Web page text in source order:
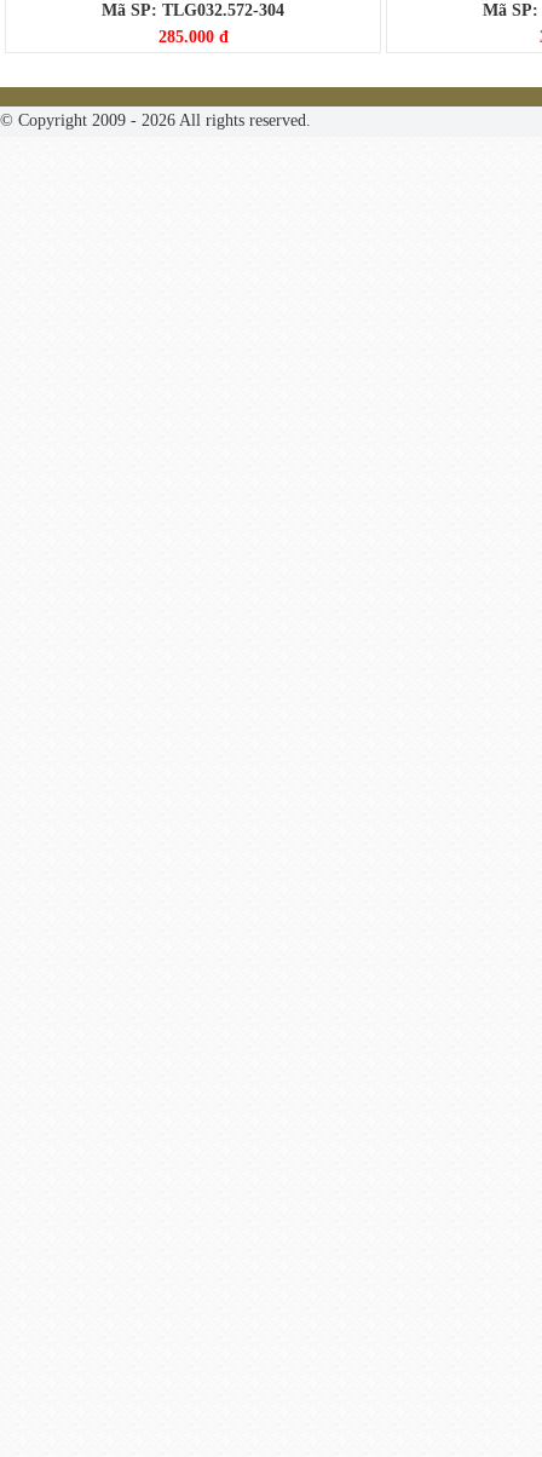
Mã SP: TLG032.572-304
285.000 đ
Mã SP:
© Copyright 2009 - 2026 All rights reserved.